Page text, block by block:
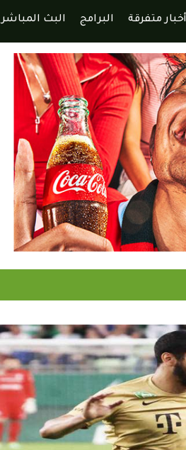
أخبار متفرقة البرامج البث المباشر